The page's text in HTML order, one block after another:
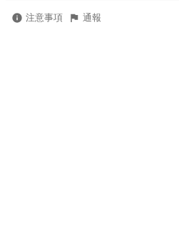
注意事項 通報